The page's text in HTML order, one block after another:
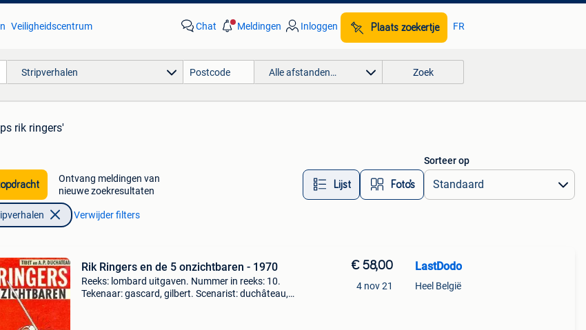
Veiligheidscentrum Chat Meldingen Inloggen Plaats zoekertje FR
Stripverhalen Alle afstanden… Zoek
rik ringers'
Ontvang meldingen van
nieuwe zoekresultaten
Lijst Foto’s
Sorteer op
Verwijder filters
Rik Ringers en de 5 onzichtbaren - 1970
Reeks: lombard uitgaven. Nummer in reeks: 10.
Tekenaar: gascard, gilbert. Scenarist: duchâteau,
€ 58,00
4 nov 21
LastDodo
Heel België